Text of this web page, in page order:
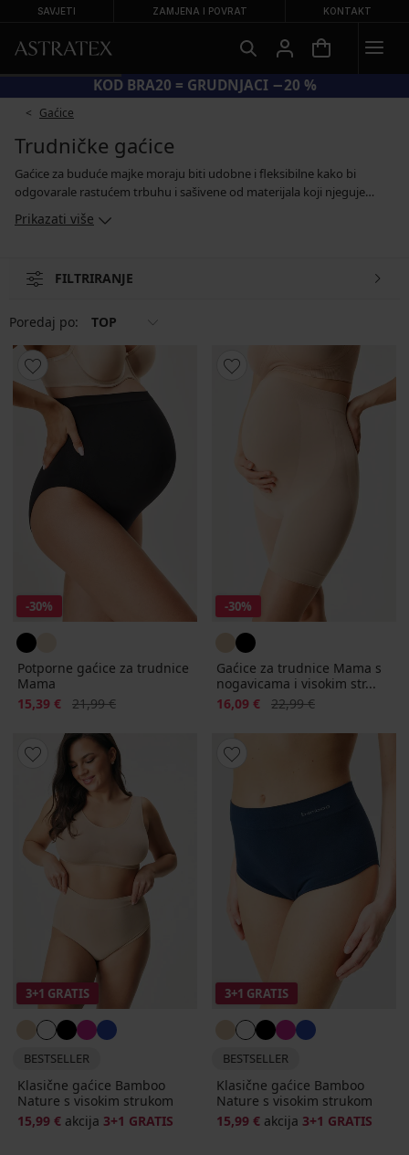
SAVJETI ZAMJENA I POVRAT KONTAKT
KOD BRA20 = GRUDNJACI −20 %
Gaćice
Trudničke gaćice
Gaćice za buduće majke moraju biti udobne i fleksibilne kako bi
odgovarale rastućem trbuhu i sašivene od materijala koji njeguje
kožu. Trudnicama nudimo bešavne trudničke gaćice s nogavicama,
modele klasičnog kroja s podignutim strukom i krojeve koji
aloe vere i jojobe za savršenu udobnost.
Prikazati više
FILTRIRANJE
Poredaj po: TOP
-30%
Potporne gaćice za trudnice
Mama
Popust
15,39 € Prvobitna cijena
21,99 €
-30%
Gaćice za trudnice Mama s
nogavicama i visokim str...
Popust
16,09 € Prvobitna cijena
22,99 €
3+1 GRATIS
BESTSELLER
Klasične gaćice Bamboo
Nature s visokim strukom
15,99 € akcija 3+1 GRATIS
3+1 GRATIS
BESTSELLER
Klasične gaćice Bamboo
Nature s visokim strukom
15,99 € akcija 3+1 GRATIS